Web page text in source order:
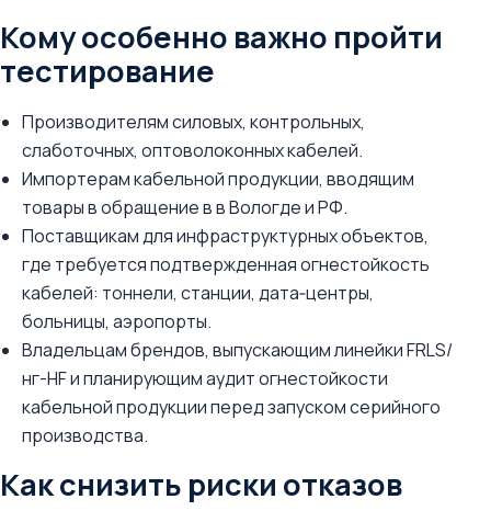
Кому особенно важно пройти
тестирование
Производителям силовых, контрольных,
слаботочных, оптоволоконных кабелей.
Импортерам кабельной продукции, вводящим
товары в обращение в в Вологде и РФ.
Поставщикам для инфраструктурных объектов,
где требуется подтвержденная огнестойкость
кабелей: тоннели, станции, дата‑центры,
больницы, аэропорты.
Владельцам брендов, выпускающим линейки FRLS/
нг-HF и планирующим аудит огнестойкости
кабельной продукции перед запуском серийного
производства.
Как снизить риски отказов